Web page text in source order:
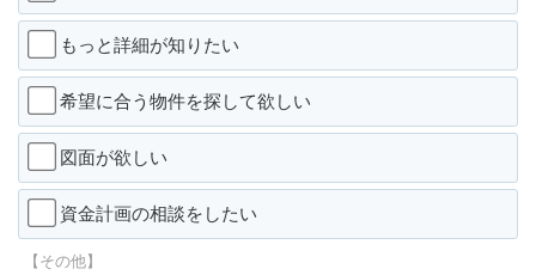
もっと詳細が知りたい
希望に合う物件を探して欲しい
図面が欲しい
資金計画の相談をしたい
【その他】